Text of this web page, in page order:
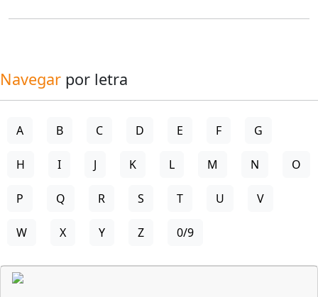
Navegar por letra
A B C D E F G
H I J K L M N O
P Q R S T U V
W X Y Z 0/9